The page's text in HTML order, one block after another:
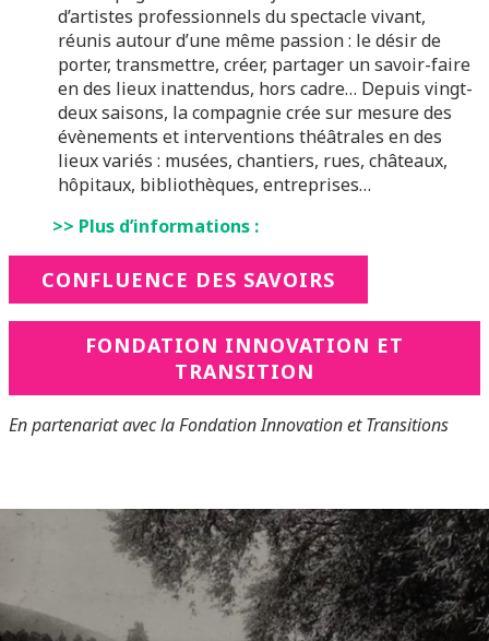
d’artistes professionnels du spectacle vivant,
réunis autour d’une même passion : le désir de
porter, transmettre, créer, partager un savoir-faire
en des lieux inattendus, hors cadre… Depuis vingt-
deux saisons, la compagnie crée sur mesure des
évènements et interventions théâtrales en des
lieux variés : musées, chantiers, rues, châteaux,
hôpitaux, bibliothèques, entreprises…
>> Plus d’informations :
CONFLUENCE DES SAVOIRS
FONDATION INNOVATION ET
TRANSITION
En partenariat avec la Fondation Innovation et Transitions